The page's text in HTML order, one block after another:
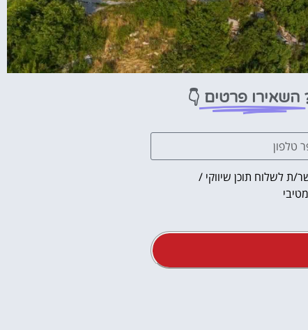
השאירו פרטים 👇
ת לשלוח תוכן שיווקי /